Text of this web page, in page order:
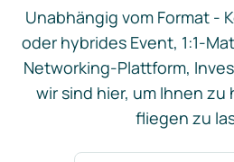
Unabhängig vom Format -
oder hybrides Event, 1:1-
Networking-Plattform,
wir sind hier, um Ihnen zu
fliegen zu